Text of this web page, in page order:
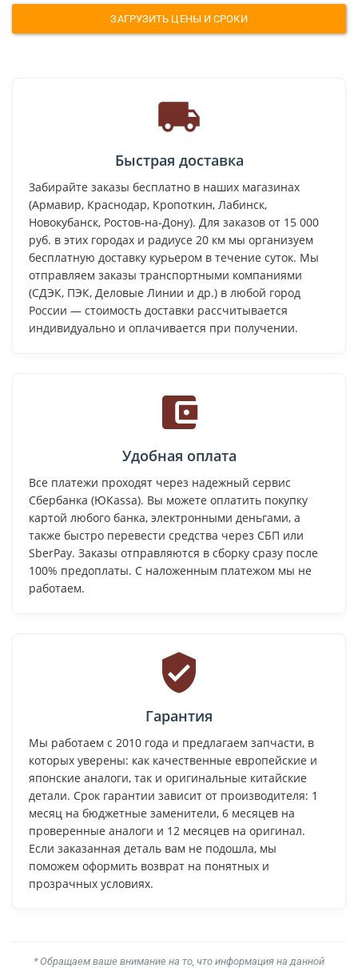
ЗАГРУЗИТЬ ЦЕНЫ И СРОКИ
Быстрая доставка
Забирайте заказы бесплатно в наших магазинах
(Армавир, Краснодар, Кропоткин, Лабинск,
Новокубанск, Ростов-на-Дону). Для заказов от 15 000
руб. в этих городах и радиусе 20 км мы организуем
бесплатную доставку курьером в течение суток. Мы
отправляем заказы транспортными компаниями
(СДЭК, ПЭК, Деловые Линии и др.) в любой город
России — стоимость доставки рассчитывается
индивидуально и оплачивается при получении.
Удобная оплата
Все платежи проходят через надежный сервис
Сбербанка (ЮKassa). Вы можете оплатить покупку
картой любого банка, электронными деньгами, а
также быстро перевести средства через СБП или
SberPay. Заказы отправляются в сборку сразу после
100% предоплаты. С наложенным платежом мы не
работаем.
Гарантия
Мы работаем с 2010 года и предлагаем запчасти, в
которых уверены: как качественные европейские и
японские аналоги, так и оригинальные китайские
детали. Срок гарантии зависит от производителя: 1
месяц на бюджетные заменители, 6 месяцев на
проверенные аналоги и 12 месяцев на оригинал.
Если заказанная деталь вам не подошла, мы
поможем оформить возврат на понятных и
прозрачных условиях.
* Обращаем ваше внимание на то, что информация на данной